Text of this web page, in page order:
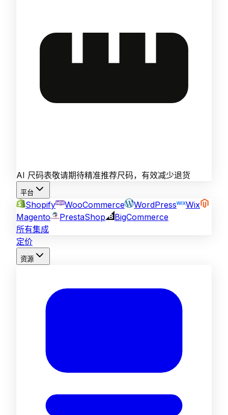
AI 尺码表敬请期待精准推荐尺码，有效减少退货
平台
Shopify WooCommerce WordPress
Wix
Magento
PrestaShop
BigCommerce
所有集成
定价
资源